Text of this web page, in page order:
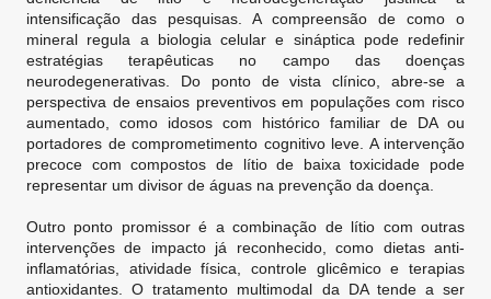
intensificação das pesquisas. A compreensão de como o
mineral regula a biologia celular e sináptica pode redefinir
estratégias terapêuticas no campo das doenças
neurodegenerativas. Do ponto de vista clínico, abre-se a
perspectiva de ensaios preventivos em populações com risco
aumentado, como idosos com histórico familiar de DA ou
portadores de comprometimento cognitivo leve. A intervenção
precoce com compostos de lítio de baixa toxicidade pode
representar um divisor de águas na prevenção da doença.
Outro ponto promissor é a combinação de lítio com outras
intervenções de impacto já reconhecido, como dietas anti-
inflamatórias, atividade física, controle glicêmico e terapias
antioxidantes. O tratamento multimodal da DA tende a ser